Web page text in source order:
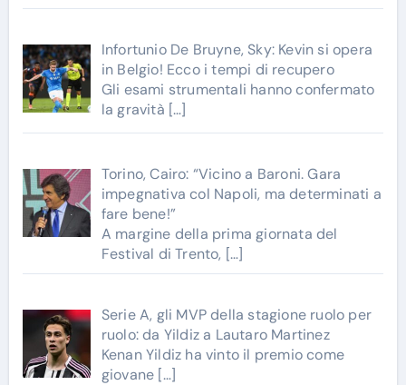
Infortunio De Bruyne, Sky: Kevin si opera
in Belgio! Ecco i tempi di recupero
Gli esami strumentali hanno confermato
la gravità […]
Torino, Cairo: “Vicino a Baroni. Gara
impegnativa col Napoli, ma determinati a
fare bene!”
A margine della prima giornata del
Festival di Trento, […]
Serie A, gli MVP della stagione ruolo per
ruolo: da Yildiz a Lautaro Martinez
Kenan Yildiz ha vinto il premio come
giovane […]